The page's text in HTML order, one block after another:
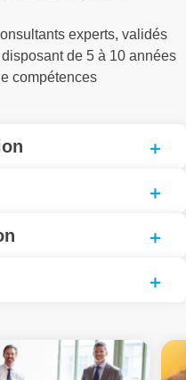
experts, validés
de 5 à 10 années
compétences